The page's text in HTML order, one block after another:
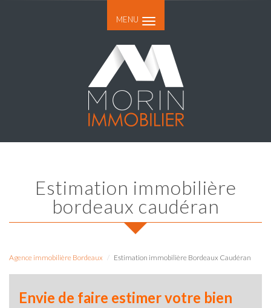
MENU
estimation immobilière
bordeaux caudéran
Agence immobilière Bordeaux Estimation immobilière Bordeaux Caudéran
Envie de faire estimer votre bien